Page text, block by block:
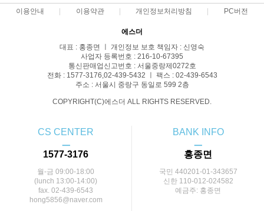
이용안내 이용약관 개인정보처리방침 PC버전
에스더
대표 : 홍종면 ㅣ 개인정보 보호 책임자 : 신영숙
사업자 등록번호 : 216-10-67395
통신판매업신고번호 : 서울중랑제0272호
전화 : 1577-3176,02-439-5432 ㅣ 팩스 : 02-439-6543
주소 : 서울시 중랑구 동일로 599 2층
COPYRIGHT(C)에스더 ALL RIGHTS RESERVED.
CS CENTER
ㅡ
1577-3176
월-금 09:00-18:00
(lunch 13:00-14:00)
fax. 02-439-6543
hong5856@naver.com
BANK INFO
ㅡ
홍종면
국민 440201-01-343657
신한 110-012-024582
예금주: 홍종면